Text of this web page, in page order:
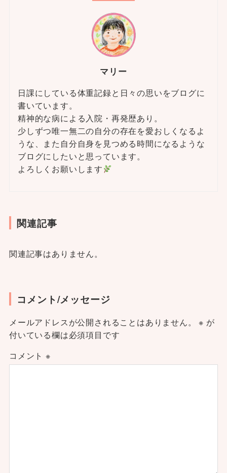
マリー
日課にしている体重記録と日々の思いをブログに
書いています。
精神的な病による入院・再発歴あり。
少しずつ唯一無二の自分の存在を愛おしくなるよ
うな、また自分自身を見つめる時間になるような
ブログにしたいと思っています。
よろしくお願いします
関連記事
関連記事はありません。
コメント/メッセージ
メールアドレスが公開されることはありません。 ※ が
付いている欄は必須項目です
コメント ※